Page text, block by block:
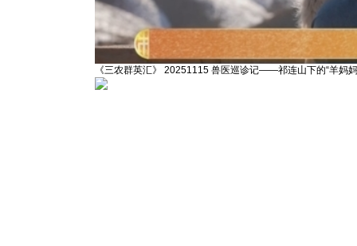
《三农群英汇》 20251115 兽医巡诊记——祁连山下的“羊妈